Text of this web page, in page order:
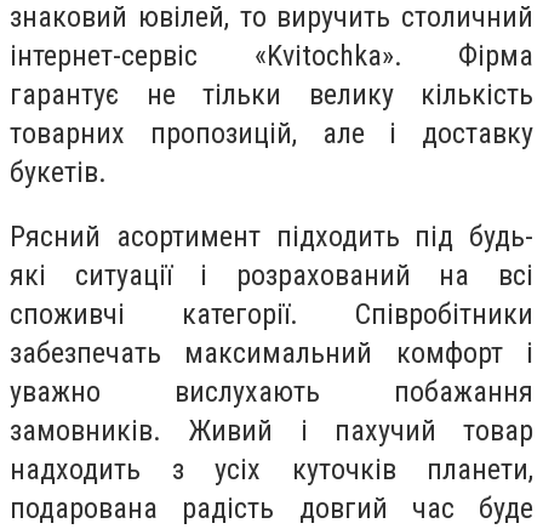
знаковий ювілей, то виручить столичний
інтернет-сервіс «Kvitochka». Фірма
гарантує не тільки велику кількість
товарних пропозицій, але і доставку
букетів.
Рясний асортимент підходить під будь-
які ситуації і розрахований на всі
споживчі категорії. Співробітники
забезпечать максимальний комфорт і
уважно вислухають побажання
замовників. Живий і пахучий товар
надходить з усіх куточків планети,
подарована радість довгий час буде